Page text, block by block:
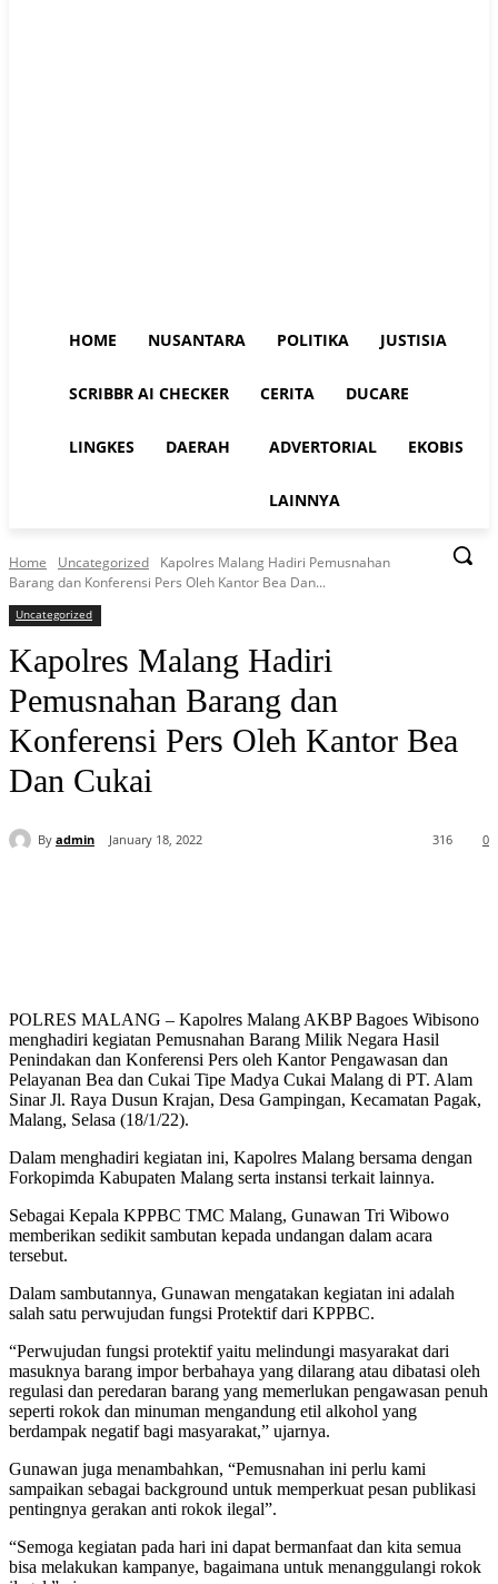
HOME NUSANTARA POLITIKA JUSTISIA
SCRIBBR AI CHECKER CERITA DUCARE
LINGKES DAERAH ADVERTORIAL EKOBIS
LAINNYA
Home Uncategorized
Kapolres Malang Hadiri Pemusnahan
Barang dan Konferensi Pers Oleh Kantor Bea Dan...
Uncategorized
Kapolres Malang Hadiri
Pemusnahan Barang dan
Konferensi Pers Oleh Kantor Bea
Dan Cukai
By admin January 18, 2022 0
316
POLRES MALANG – Kapolres Malang AKBP Bagoes Wibisono
menghadiri kegiatan Pemusnahan Barang Milik Negara Hasil
Penindakan dan Konferensi Pers oleh Kantor Pengawasan dan
Pelayanan Bea dan Cukai Tipe Madya Cukai Malang di PT. Alam
Sinar Jl. Raya Dusun Krajan, Desa Gampingan, Kecamatan Pagak,
Malang, Selasa (18/1/22).
Dalam menghadiri kegiatan ini, Kapolres Malang bersama dengan
Forkopimda Kabupaten Malang serta instansi terkait lainnya.
Sebagai Kepala KPPBC TMC Malang, Gunawan Tri Wibowo
memberikan sedikit sambutan kepada undangan dalam acara
tersebut.
Dalam sambutannya, Gunawan mengatakan kegiatan ini adalah
salah satu perwujudan fungsi Protektif dari KPPBC.
“Perwujudan fungsi protektif yaitu melindungi masyarakat dari
masuknya barang impor berbahaya yang dilarang atau dibatasi oleh
regulasi dan peredaran barang yang memerlukan pengawasan penuh
seperti rokok dan minuman mengandung etil alkohol yang
berdampak negatif bagi masyarakat,” ujarnya.
Gunawan juga menambahkan, “Pemusnahan ini perlu kami
sampaikan sebagai background untuk memperkuat pesan publikasi
pentingnya gerakan anti rokok ilegal”.
“Semoga kegiatan pada hari ini dapat bermanfaat dan kita semua
bisa melakukan kampanye, bagaimana untuk menanggulangi rokok